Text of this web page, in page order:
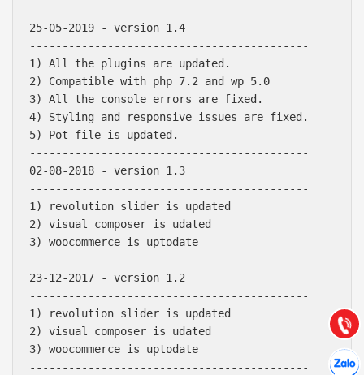
-------------------------------------------
25-05-2019 - version 1.4
-------------------------------------------
1) All the plugins are updated.
2) Compatible with php 7.2 and wp 5.0
3) All the console errors are fixed.
4) Styling and responsive issues are fixed.
5) Pot file is updated.
-------------------------------------------
02-08-2018 - version 1.3
-------------------------------------------
1) revolution slider is updated
2) visual composer is udated
3) woocommerce is uptodate
-------------------------------------------
23-12-2017 - version 1.2
-------------------------------------------
1) revolution slider is updated
2) visual composer is udated
3) woocommerce is uptodate
-------------------------------------------
Gọi
(028) 22.166.144
Chát